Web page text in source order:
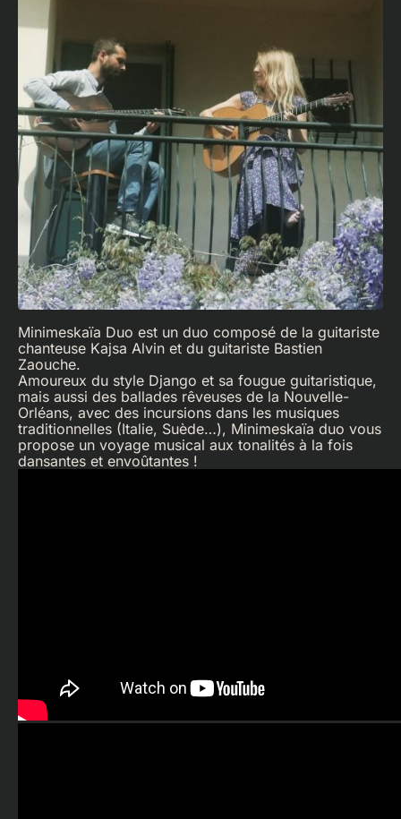
Minimeskaïa Duo est un duo composé de la guitariste
chanteuse Kajsa Alvin et du guitariste Bastien
Zaouche.
Amoureux du style Django et sa fougue guitaristique,
mais aussi des ballades rêveuses de la Nouvelle-
Orléans, avec des incursions dans les musiques
traditionnelles (Italie, Suède…), Minimeskaïa duo vous
propose un voyage musical aux tonalités à la fois
dansantes et envoûtantes !